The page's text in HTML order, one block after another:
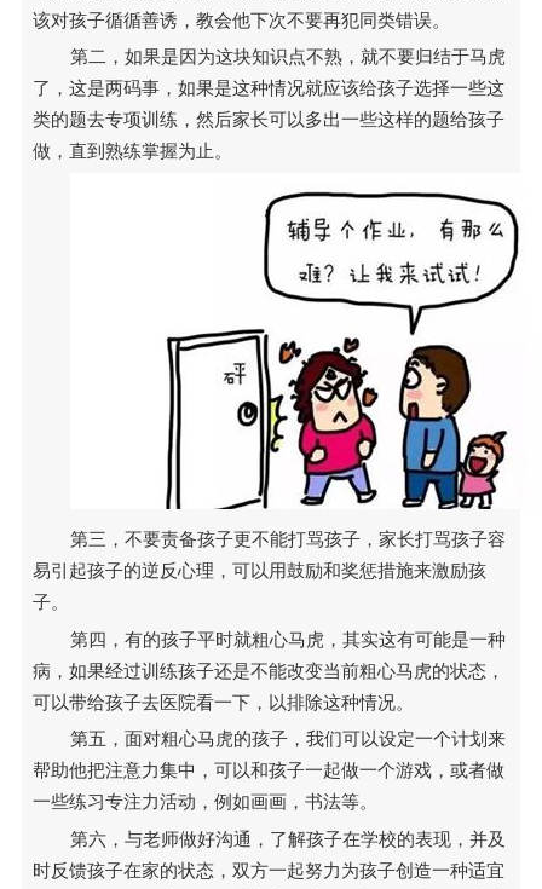
该对孩子循循善诱，教会他下次不要再犯同类错误。
第二，如果是因为这块知识点不熟，就不要归结于马虎
了，这是两码事，如果是这种情况就应该给孩子选择一些这
类的题去专项训练，然后家长可以多出一些这样的题给孩子
做，直到熟练掌握为止。
第三，不要责备孩子更不能打骂孩子，家长打骂孩子容
易引起孩子的逆反心理，可以用鼓励和奖惩措施来激励孩
子。
第四，有的孩子平时就粗心马虎，其实这有可能是一种
病，如果经过训练孩子还是不能改变当前粗心马虎的状态，
可以带给孩子去医院看一下，以排除这种情况。
第五，面对粗心马虎的孩子，我们可以设定一个计划来
帮助他把注意力集中，可以和孩子一起做一个游戏，或者做
一些练习专注力活动，例如画画，书法等。
第六，与老师做好沟通，了解孩子在学校的表现，并及
时反馈孩子在家的状态，双方一起努力为孩子创造一种适宜